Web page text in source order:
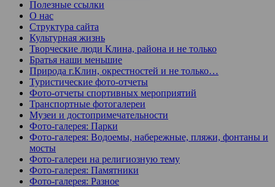
Полезные ссылки
О нас
Структура сайта
Культурная жизнь
Творческие люди Клина, района и не только
Братья наши меньшие
Природа г.Клин, окрестностей и не только…
Туристические фото-отчеты
Фото-отчеты спортивных мероприятий
Транспортные фотогалереи
Музеи и достопримечательности
Фото-галерея: Парки
Фото-галерея: Водоемы, набережные, пляжи, фонтаны и
мосты
Фото-галереи на религиозную тему
Фото-галерея: Памятники
Фото-галерея: Разное